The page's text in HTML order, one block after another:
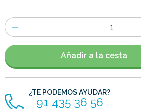
Número
de
artículos
Añadir a la cesta
¿TE PODEMOS AYUDAR?
91 435 36 56